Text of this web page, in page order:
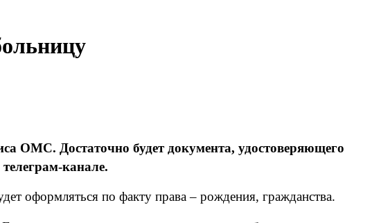
ОМС. Достаточно будет документа, удостоверяющего
канале.
оформляться по факту права – рождения, гражданства.